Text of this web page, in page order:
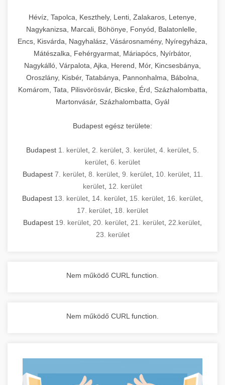
Hévíz, Tapolca, Keszthely, Lenti, Zalakaros, Letenye,
Nagykanizsa, Marcali, Böhönye, Fonyód, Balatonlelle,
Encs, Kisvárda, Nagyhalász, Vásárosnamény, Nyíregyháza,
Mátészalka, Fehérgyarmat, Máriapócs, Nyírbátor,
Nagykálló, Várpalota, Ajka, Herend, Mór, Kincsesbánya,
Oroszlány, Kisbér, Tatabánya, Pannonhalma, Bábolna,
Komárom, Tata, Pilisvörösvár, Bicske, Érd, Százhalombatta,
Martonvásár, Százhalombatta, Gyál
Budapest egész területe:
Budapest 1. kerület 2. kerület 3. kerület 4. kerület 5.
kerület 6. kerület
Budapest 7. kerület, 8. kerület, 9. kerület, 10. kerület, 11.
kerület 12. kerület
Budapest 13. kerület 14. kerület 15. kerület 16. kerület
17. kerület 18. kerület
Budapest 19. kerület 20. kerület 21. kerület 22.kerület
23. kerület
Nem működő CURL function.
Nem működő CURL function.